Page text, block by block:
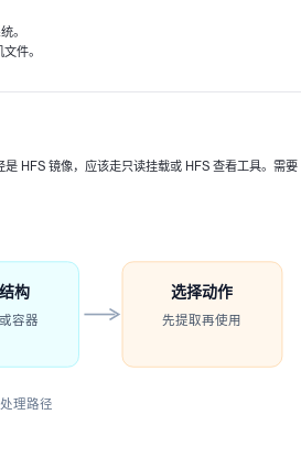
。
件。
HFS 镜像，应该走只读挂载或 HFS 查看工具。需要
构
容器
选择动作
先提取再使用
理路径